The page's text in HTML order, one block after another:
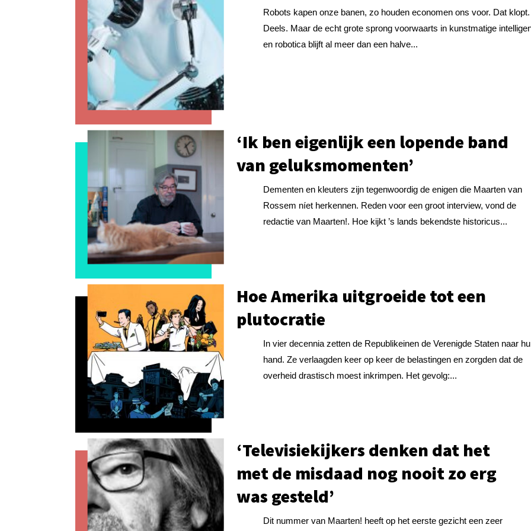
Robots kapen onze banen, zo houden economen ons voor. Dat klopt.
Deels. Maar de echt grote sprong voorwaarts in kunstmatige
en robotica blijft al meer dan een halve...
‘Ik ben eigenlijk een lopende band
van geluksmomenten’
Dementen en kleuters zijn tegenwoordig de enigen die Maarten van
Rossem níet herkennen. Reden voor een groot interview, vond de
redactie van Maarten!. Hoe kijkt ’s lands bekendste historicus...
Hoe Amerika uitgroeide tot een
plutocratie
In vier decennia zetten de Republikeinen de Verenigde Staten naar
hand. Ze verlaagden keer op keer de belastingen en zorgden dat de
overheid drastisch moest inkrimpen. Het gevolg:...
‘Televisiekijkers denken dat het
met de misdaad nog nooit zo erg
was gesteld’
Dit nummer van Maarten! heeft op het eerste gezicht een zeer